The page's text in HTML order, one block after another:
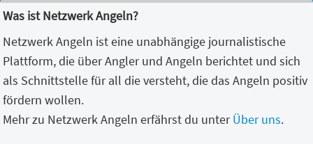
Was ist Netzwerk Angeln?
Netzwerk Angeln ist eine unabhängige journalistische
Plattform, die über Angler und Angeln berichtet und sich
als Schnittstelle für all die versteht, die das Angeln positiv
fördern wollen.
Mehr zu Netzwerk Angeln erfährst du unterÜber uns.